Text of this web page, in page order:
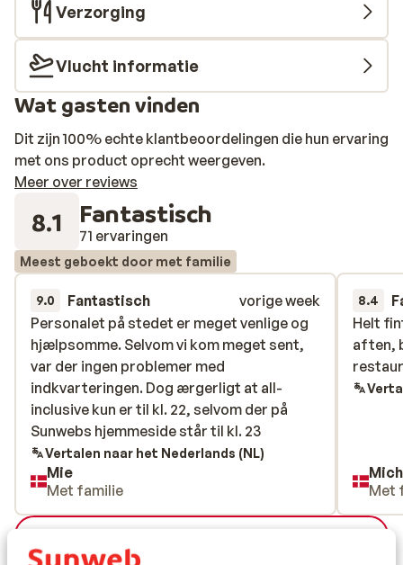
bestellen en even op je gemak een tijdschrift lezen,
ideaal! Naar het prachtige Cleopatra Beach is het niet
ver lopen en je bent er zo, maar je kunt ook de
shuttlebus (gratis) nemen. Leuk om schelpen te
zoeken, zandkastelen te bouwen en een duik te nemen
in het prachtige zeewater en ook hier staan de
ligbedjes weer voor je klaar. Geniet!
Verzorging
Vlucht informatie
Wat gasten vinden
Dit zijn 100% echte klantbeoordelingen die hun ervaring
met ons product oprecht weergeven.
Meer over reviews
8.1 Fantastisch
71 ervaringen
Meest geboekt door met familie
9.0 Fantastisch
vorige week
Personalet på stedet er meget venlige og
hjælpsomme. Selvom vi kom meget sent,
var der ingen problemer med
indkvarteringen. Dog ærgerligt at all-
inclusive kun er til kl. 22, selvom der på
Sunwebs hjemmeside står til kl. 23
Personalet på stedet er meget venlige og
hjælpsomme. Selvom vi kom meget sent,
var der ingen problemer med
indkvarteringen. Dog ærgerligt at all-
inclusive kun er til kl. 22, selvom der på
Sunwebs hjemmeside står til kl. 23
Vertalen naar het Nederlands (NL)
Mie
Met familie
8.4
Helt
aften,
Helt
aften,
Met